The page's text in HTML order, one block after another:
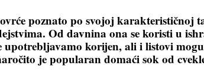
poznato po svojoj karakterističnoj
Od davnina ona se koristi u
upotrebljavamo korijen, ali i listovi
je popularan domaći sok od